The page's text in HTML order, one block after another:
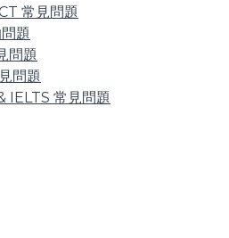
常見問題
題
問題
問題
IELTS 常見問題